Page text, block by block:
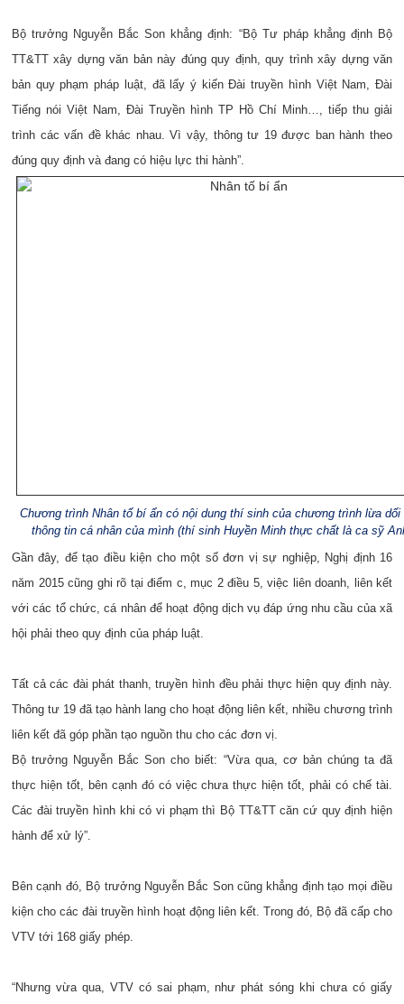
Bộ trưởng Nguyễn Bắc Son khẳng định: “Bộ Tư pháp khẳng định Bộ
TT&TT xây dựng văn bản này đúng quy định, quy trình xây dựng văn
bản quy phạm pháp luật, đã lấy ý kiến Đài truyền hình Việt Nam, Đài
Tiếng nói Việt Nam, Đài Truyền hình TP Hồ Chí Minh…, tiếp thu giải
trình các vấn đề khác nhau.Vì vậy, thông tư 19 được ban hành theo
đúng quy định và đang có hiệu lực thi hành”.
Chương trình Nhân tố bí ẩn có nội dung thí sinh của chương trình lừa dối
thông tin cá nhân của mình (thí sinh Huyền Minh thực chất là ca sỹ
Gần đây, để tạo điều kiện cho một số đơn vị sự nghiệp, Nghị định 16
năm 2015 cũng ghi rõ tại điểm c, mục 2 điều 5, việc liên doanh, liên kết
với các tổ chức, cá nhân để hoạt động dịch vụ đáp ứng nhu cầu của xã
hội phải theo quy định của pháp luật.
Tất cả các đài phát thanh, truyền hình đều phải thực hiện quy định này.
Thông tư 19 đã tạo hành lang cho hoạt động liên kết, nhiều chương trình
liên kết đã góp phần tạo nguồn thu cho các đơn vị.
Bộ trưởng Nguyễn Bắc Son cho biết: “Vừa qua, cơ bản chúng ta đã
thực hiện tốt, bên cạnh đó có việc chưa thực hiện tốt, phải có chế tài.
Các đài truyền hình khi có vi phạm thì Bộ TT&TT căn cứ quy định hiện
hành để xử lý”.
Bên cạnh đó, Bộ trưởng Nguyễn Bắc Son cũng khẳng định tạo mọi điều
kiện cho các đài truyền hình hoạt động liên kết. Trong đó, Bộ đã cấp cho
VTV tới 168 giấy phép.
“Nhưng vừa qua, VTV có sai phạm, như phát sóng khi chưa có giấy